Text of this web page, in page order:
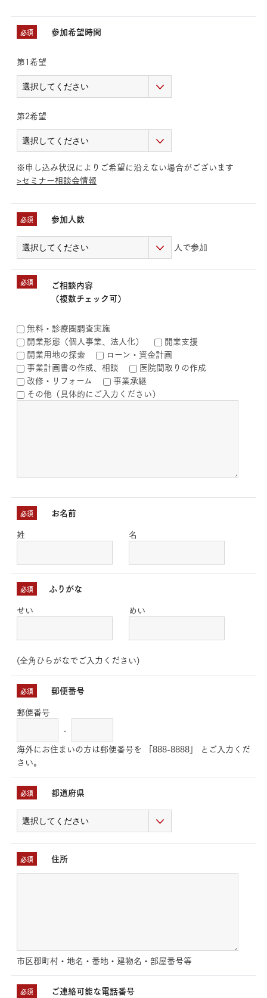
必須 参加希望時間
第1希望
第2希望
※申し込み状況によりご希望に沿えない場合がございます
>セミナー相談会情報
必須 参加人数
人で参加
必須
ご相談内容
（複数チェック可）
無料・診療圏調査実施
開業形態（個人事業、法人化）
開業支援
開業用地の探索
ローン・資金計画
事業計画書の作成、相談
医院間取りの作成
改修・リフォーム
事業承継
その他（具体的にご入力ください）
必須 お名前
姓 名
必須 ふりがな
せい めい
(全角ひらがなでご入力ください)
必須 郵便番号
郵便番号
-
海外にお住まいの方は郵便番号を 「888-8888」 とご入力くだ
さい。
必須 都道府県
必須 住所
市区郡町村・地名・番地・建物名・部屋番号等
必須 ご連絡可能な電話番号